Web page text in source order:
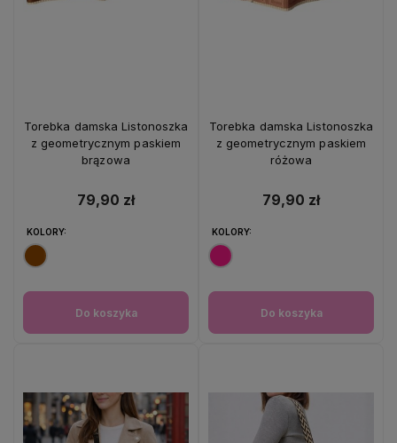
Torebka damska Listonoszka
z geometrycznym paskiem
brązowa
79,90 zł
KOLORY:
Do koszyka
Torebka damska Listonoszka
z geometrycznym paskiem
różowa
79,90 zł
KOLORY:
Do koszyka